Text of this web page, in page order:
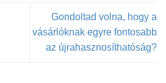
Gondoltad volna, hogy a
vásárlóknak egyre fontosabb
az újrahasznosíthatóság?